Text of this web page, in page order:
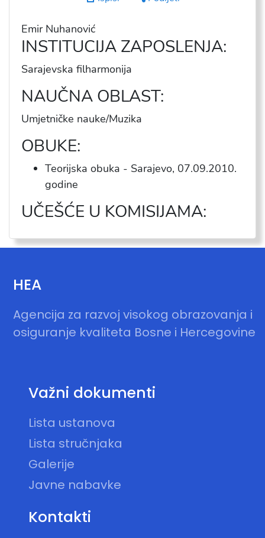
Emir Nuhanović
INSTITUCIJA ZAPOSLENJA:
Sarajevska filharmonija
NAUČNA OBLAST:
Umjetničke nauke/Muzika
OBUKE:
Teorijska obuka - Sarajevo, 07.09.2010.
godine
UČEŠĆE U KOMISIJAMA:
HEA
Agencija za razvoj visokog obrazovanja i
osiguranje kvaliteta Bosne i Hercegovine
Važni dokumenti
Lista ustanova
Lista stručnjaka
Galerije
Javne nabavke
Kontakti